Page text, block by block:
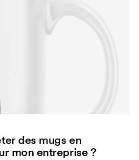
des mugs en
mon entreprise ?